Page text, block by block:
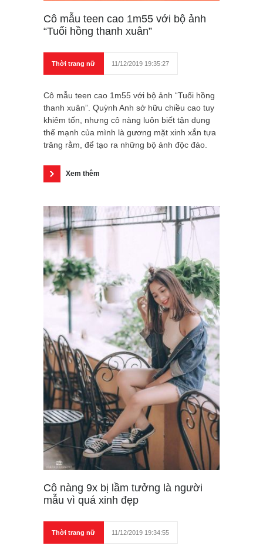
Cô mẫu teen cao 1m55 với bộ ảnh
“Tuổi hồng thanh xuân”
Thời trang nữ 11/12/2019 19:35:27
Cô mẫu teen cao 1m55 với bộ ảnh “Tuổi hồng
thanh xuân”. Quỳnh Anh sở hữu chiều cao tuy
khiêm tốn, nhưng cô nàng luôn biết tận dụng
thế mạnh của mình là gương mặt xinh xắn tựa
trăng rằm, để tạo ra những bộ ảnh độc đáo.
Xem thêm
Cô nàng 9x bị lầm tưởng là người
mẫu vì quá xinh đẹp
Thời trang nữ 11/12/2019 19:34:55